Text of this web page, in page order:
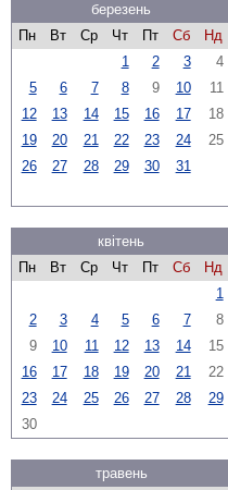
березень
Пн
Вт Ср Чт Пт Сб
Нд
1
2 3
4
5
6 7 8 9 10
11
12
13 14 15 16 17
18
19
20 21 22 23 24
25
26
27 28 29 30 31
квітень
Пн
Вт Ср Чт Пт Сб
Нд
1
2
3 4 5 6 7
8
9
10 11 12 13 14
15
16
17 18 19 20 21
22
23
24 25 26 27 28
29
30
травень